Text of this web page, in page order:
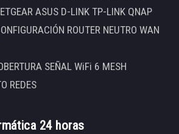
ASUS D-LINK TP-LINK QNAP
ROUTER NEUTRO WAN
SEÑAL WiFi 6 MESH
REDES
24 horas